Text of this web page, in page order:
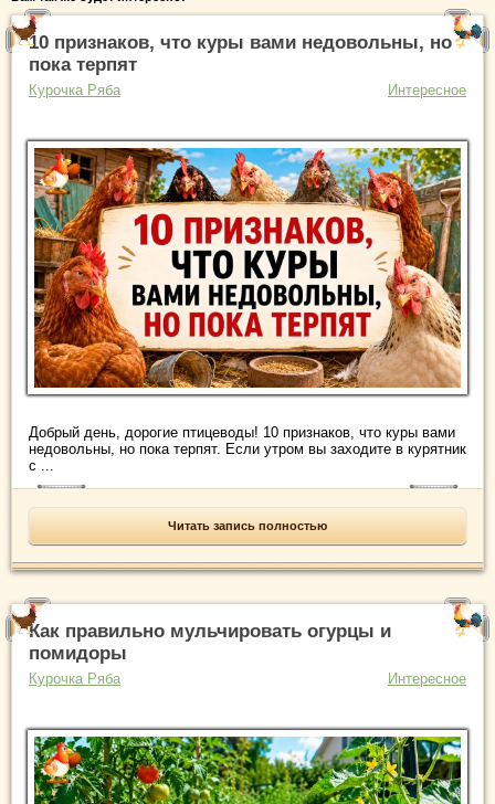
10 признаков, что куры вами недовольны, но
пока терпят
Курочка Ряба Интересное
Добрый день, дорогие птицеводы! 10 признаков, что куры вами
недовольны, но пока терпят. Если утром вы заходите в курятник
с ...
Читать запись полностью
Как правильно мульчировать огурцы и
помидоры
Курочка Ряба Интересное